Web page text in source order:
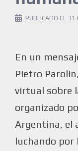
PUBLICADO EL 31
En un
Pietro
virtual sobre
organizado
Argentina, el
luchando por